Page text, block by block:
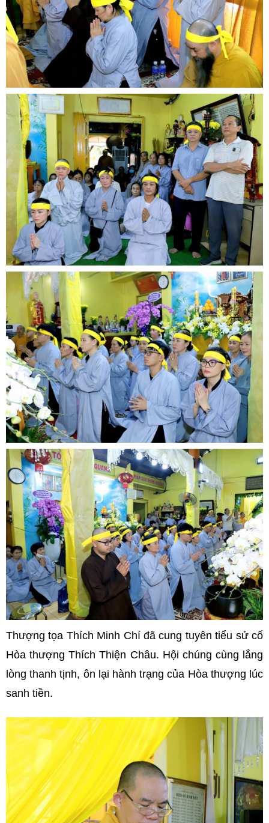
Thượng tọa Thích Minh Chí đã cung tuyên tiểu sử cố
Hòa thượng Thích Thiện Châu. Hội chúng cùng lắng
lòng thanh tịnh, ôn lại hành trạng của Hòa thượng lúc
sanh tiền.